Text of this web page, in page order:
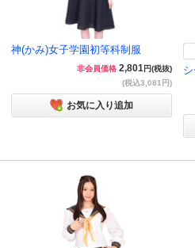
神(かみ)女子学園初等科制服
非会員価格 2,801 円(税抜)
(税込3,081円)
お気に入り追加